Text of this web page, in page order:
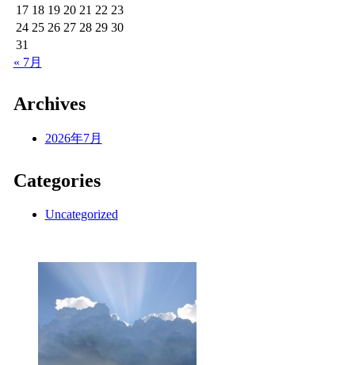
17 18 19 20 21 22 23
24 25 26 27 28 29 30
31
« 7月
Archives
2026年7月
Categories
Uncategorized